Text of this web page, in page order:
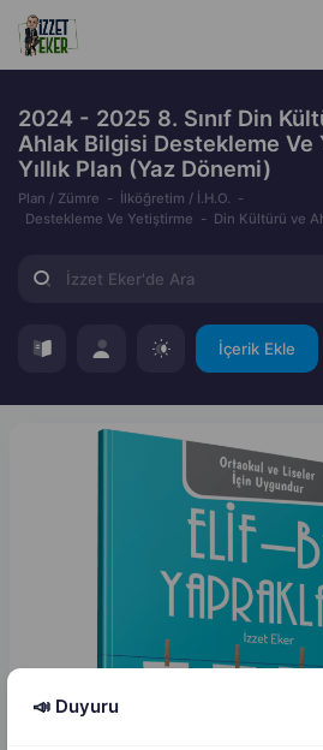
2024 - 2025 8. Sınıf Din
Ahlak Bilgisi Destekleme Ve
Yıllık Plan (Yaz Dönemi)
Plan / Zümre
İlköğretim / İ.H.O.
Destekleme Ve Yetiştirme
Din Kültürü ve
İçerik Ekle
📣 Duyuru